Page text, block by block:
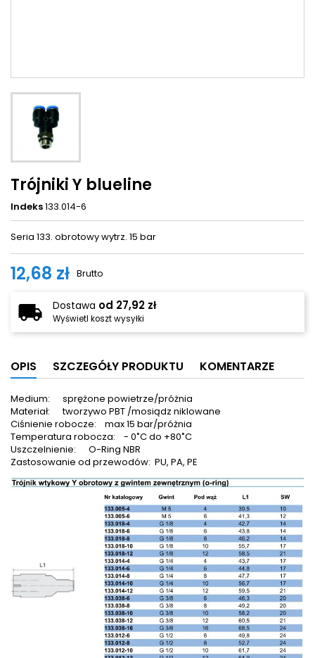
Trójniki Y blueline
Indeks133.014-6
Seria 133. obrotowy wytrz. 15 bar
12,68 zł Brutto
Dostawa od 27,92 zł
Wyświetl koszt wysyłki
OPIS SZCZEGÓŁY PRODUKTU KOMENTARZE
Medium: sprężone powietrze/próżnia
Materiał: tworzywo PBT /mosiądz niklowane
Ciśnienie robocze: max 15 bar/próżnia
Temperatura robocza: - 0˚C do +80˚C
Uszczelnienie: O-Ring NBR
Zastosowanie od przewodów: PU, PA, PE